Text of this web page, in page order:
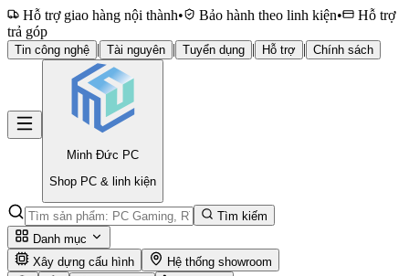
Hỗ trợ giao hàng nội thành• Bảo hành theo linh kiện•
Hỗ trợ
trả góp
Tin công nghệ | Tài nguyên | Tuyển dụng | Hỗ trợ | Chính sách
Minh Đức PC
Shop PC & linh kiện
Tìm kiếm
Danh mục
Xây dựng cấu hình
Hệ thống showroom